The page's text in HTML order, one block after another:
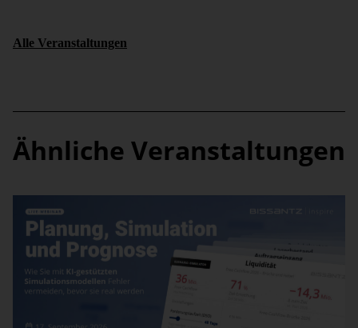
Alle Veranstaltungen
Ähnliche Veranstaltungen